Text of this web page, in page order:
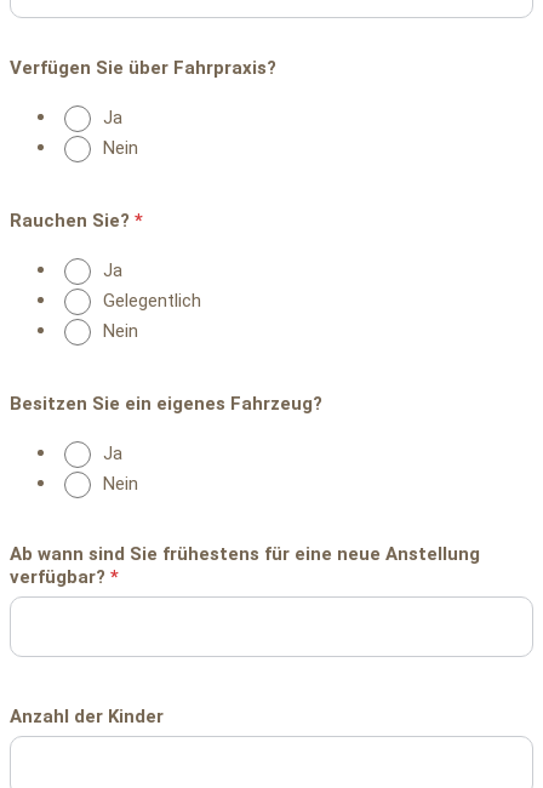
Verfügen Sie über Fahrpraxis?
Ja
Nein
Rauchen Sie? *
Ja
Gelegentlich
Nein
Besitzen Sie ein eigenes Fahrzeug?
Ja
Nein
Ab wann sind Sie frühestens für eine neue Anstellung
verfügbar? *
Anzahl der Kinder